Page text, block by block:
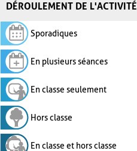
DÉROULEMENT DE L'ACTIVITÉ
Sporadiques
En plusieurs séances
En classe seulement
Hors classe
En classe et hors classe